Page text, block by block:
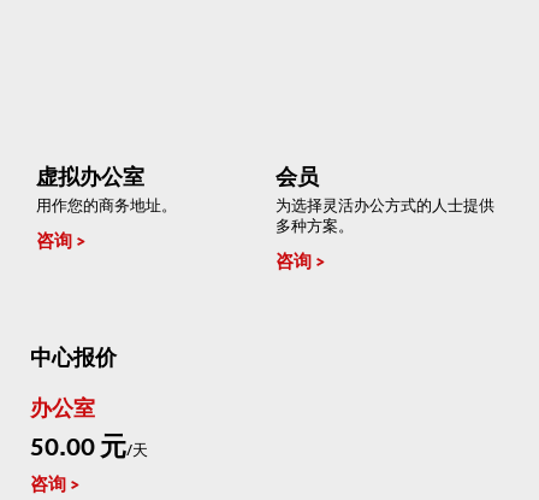
虚拟办公室
用作您的商务地址。
咨询
会员
为选择灵活办公方式的人士提供
多种方案。
咨询
中心报价
办公室
50.00 元/天
咨询